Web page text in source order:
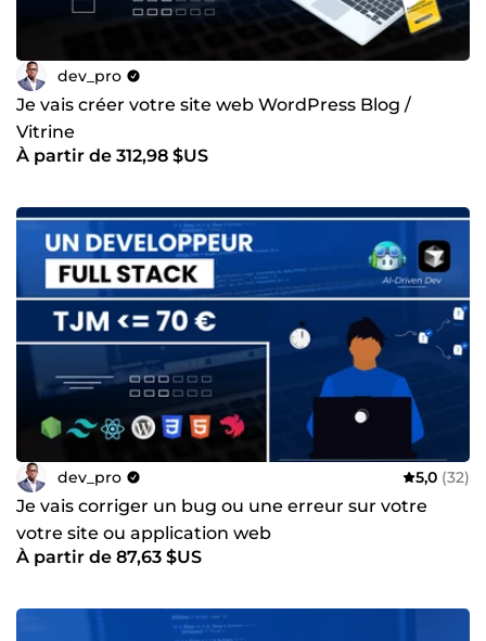
dev_pro
Je vais créer votre site web WordPress Blog /
Vitrine
À partir de 312,98 $US
dev_pro 5,0 (32)
Je vais corriger un bug ou une erreur sur votre
votre site ou application web
À partir de 87,63 $US